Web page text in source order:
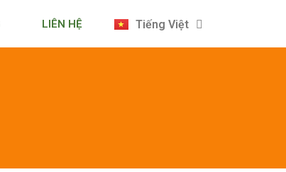
LIÊN HỆ Tiếng Việt
日本語